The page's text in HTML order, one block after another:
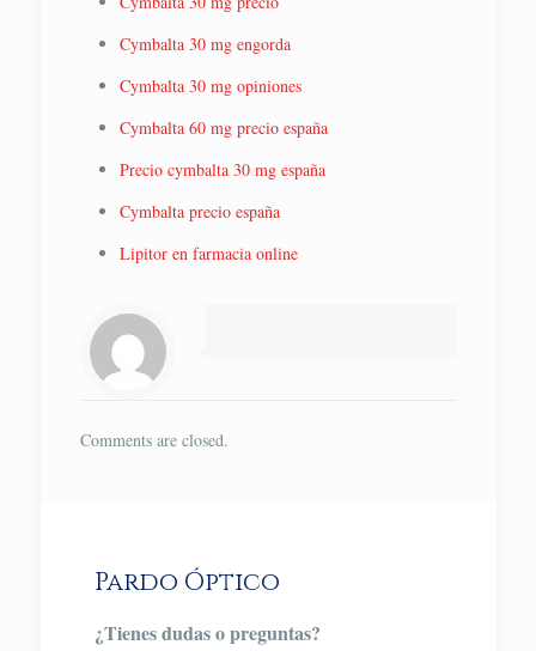
Cymbalta 30 mg engorda
Cymbalta 30 mg opiniones
Cymbalta 60 mg precio españa
Precio cymbalta 30 mg españa
Cymbalta precio españa
Lipitor en farmacia online
Comments are closed.
Pardo Óptico
¿Tienes dudas o preguntas?